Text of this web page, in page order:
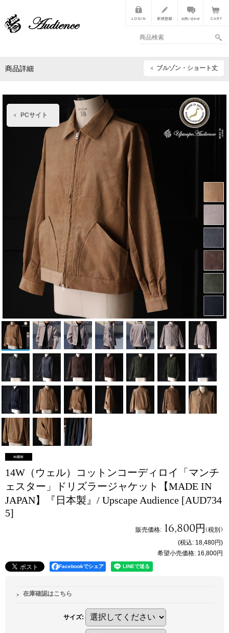
PCサイト
商品詳細 ブルゾン・ショート丈
14W（ウェル）コットンコーディロイ「マンチ
ェスター」ドリズラージャケット【MADE IN
JAPAN】『日本製』/ Upscape Audience [AUD734
5]
販売価格: 16,800円(税別)
(税込: 18,480円)
希望小売価格: 16,800円
Facebookでシェア
在庫確認はこちら
サイズ: